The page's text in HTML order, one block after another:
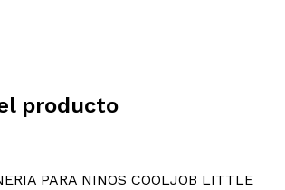
producto
PARA NINOS COOLJOB LITTLE